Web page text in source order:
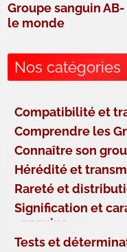
Groupe sanguin
le monde
Nos catégories
Compatibilité et
Comprendre les
Connaître son
Hérédité et
Rareté et
Signification et
sanguins
Tests et